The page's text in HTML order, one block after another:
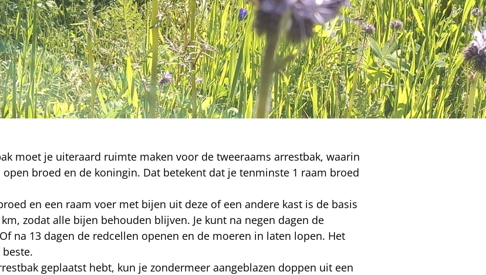
moet je uiteraard ruimte maken voor de tweeraams arrestbak, waarin
broed en de koningin. Dat betekent dat je tenminste 1 raam broed
en een raam voer met bijen uit deze of een andere kast is de basis
zodat alle bijen behouden blijven. Je kunt na negen dagen de
na 13 dagen de redcellen openen en de moeren in laten lopen. Het
geplaatst hebt, kun je zondermeer aangeblazen doppen uit een